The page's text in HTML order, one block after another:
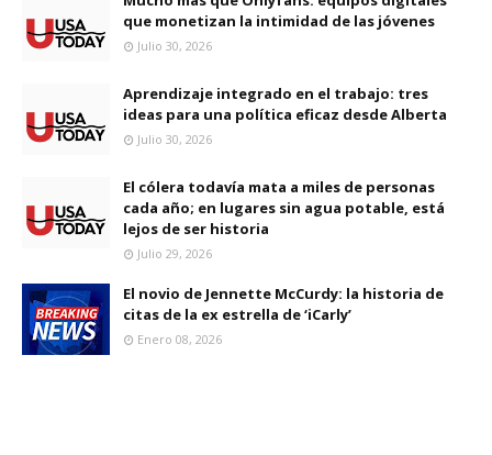
que monetizan la intimidad de las jóvenes
Julio 30, 2026
Aprendizaje integrado en el trabajo: tres
ideas para una política eficaz desde Alberta
Julio 30, 2026
El cólera todavía mata a miles de personas
cada año; en lugares sin agua potable, está
lejos de ser historia
Julio 29, 2026
El novio de Jennette McCurdy: la historia de
citas de la ex estrella de ‘iCarly’
Enero 08, 2026